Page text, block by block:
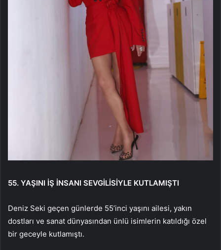
55. YAŞINI İŞ İNSANI SEVGİLİSİYLE KUTLAMIŞTI
Deniz Seki geçen günlerde 55’inci yaşını ailesi, yakın
dostları ve sanat dünyasından ünlü isimlerin katıldığı özel
bir geceyle kutlamıştı.